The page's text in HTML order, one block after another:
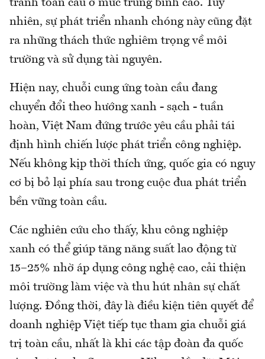
tranh toàn cầu ở mức trung bình cao. Tuy
nhiên, sự phát triển nhanh chóng này cũng đặt
ra những thách thức nghiêm trọng về môi
trường và sử dụng tài nguyên.
Hiện nay, chuỗi cung ứng toàn cầu đang
chuyển đổi theo hướng xanh - sạch - tuần
hoàn, Việt Nam đứng trước yêu cầu phải tái
định hình chiến lược phát triển công nghiệp.
Nếu không kịp thời thích ứng, quốc gia có nguy
cơ bị bỏ lại phía sau trong cuộc đua phát triển
bền vững toàn cầu.
Các nghiên cứu cho thấy, khu công nghiệp
xanh có thể giúp tăng năng suất lao động từ
15–25% nhờ áp dụng công nghệ cao, cải thiện
môi trường làm việc và thu hút nhân sự chất
lượng. Đồng thời, đây là điều kiện tiên quyết để
doanh nghiệp Việt tiếp tục tham gia chuỗi giá
trị toàn cầu, nhất là khi các tập đoàn đa quốc